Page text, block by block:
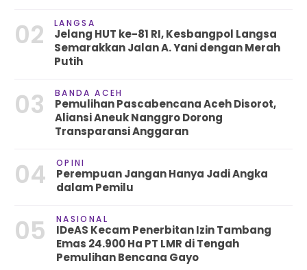
02 LANGSA
Jelang HUT ke-81 RI, Kesbangpol Langsa
Semarakkan Jalan A. Yani dengan Merah
Putih
03 BANDA ACEH
Pemulihan Pascabencana Aceh Disorot,
Aliansi Aneuk Nanggro Dorong
Transparansi Anggaran
04 OPINI
Perempuan Jangan Hanya Jadi Angka
dalam Pemilu
05 NASIONAL
IDeAS Kecam Penerbitan Izin Tambang
Emas 24.900 Ha PT LMR di Tengah
Pemulihan Bencana Gayo